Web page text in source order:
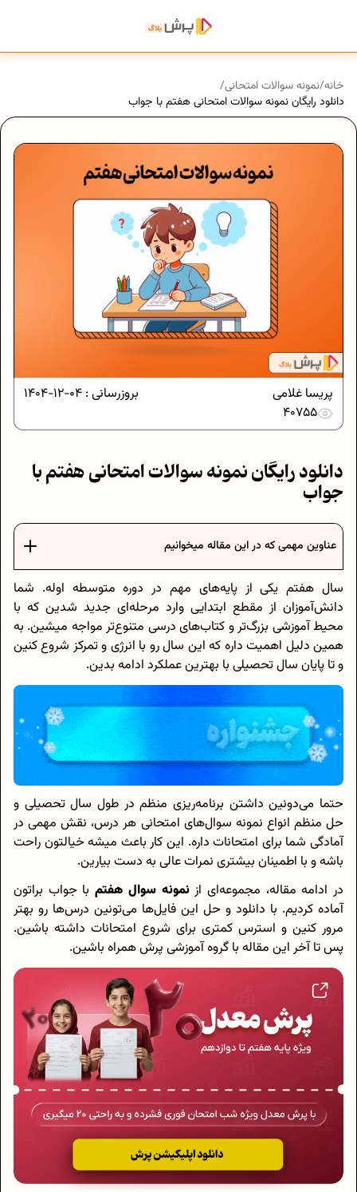
خانه/نمونه سوالات امتحانی/
دانلود رایگان نمونه سوالات امتحانی هفتم با جواب
بروزرسانی : 04-12-1404
پریسا غلامی
40755
دانلود رایگان نمونه سوالات امتحانی هفتم با
جواب
عناوین مهمی که در این مقاله میخوانیم
سال هفتم یکی از پایه‌های مهم در دوره متوسطه اوله. شما
دانش‌آموزان از مقطع ابتدایی وارد مرحله‌ای جدید شدین که با
محیط آموزشی بزرگ‌تر و کتاب‌های درسی متنوع‌تر مواجه میشین. به
همین دلیل اهمیت داره که این سال رو با انرژی و تمرکز شروع کنین
و تا پایان سال تحصیلی با بهترین عملکرد ادامه بدین.
حتما می‌دونین داشتن برنامه‌ریزی منظم در طول سال تحصیلی و
حل منظم انواع نمونه سوال‌های امتحانی هر درس، نقش مهمی در
آمادگی شما برای امتحانات داره. این کار باعث میشه خیالتون راحت
باشه و با اطمینان بیشتری نمرات عالی به دست بیارین.
در ادامه مقاله، مجموعه‌ای ازنمونه سوال هفتمبا جواب براتون
آماده کردیم. با دانلود و حل این فایل‌ها می‌تونین درس‌ها رو بهتر
مرور کنین و استرس کمتری برای شروع امتحانات داشته باشین.
پس تا آخر این مقاله با گروه آموزشی پرش همراه باشین.